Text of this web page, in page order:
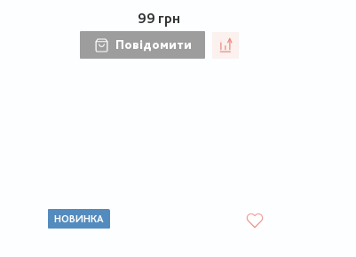
99 грн
Повідомити
НОВИНКА